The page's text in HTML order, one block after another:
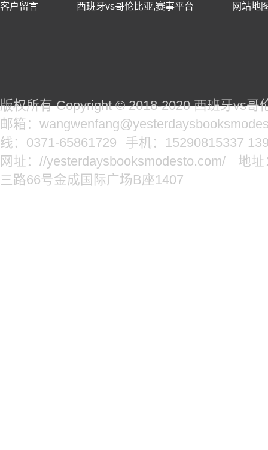
客户留言 西班牙vs哥伦比亚,赛事平台 网站地
版权所有 Copyright © 2018-2020 西班牙vs哥
邮箱：
线：0371-65861729
手机：15290815337
网址：//yesterdaysbooksmodesto.com/
地址
三路66号金成国际广场B座1407